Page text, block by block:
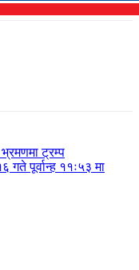
ट्रम्प
गते पूर्वान्ह ११ः५३ मा